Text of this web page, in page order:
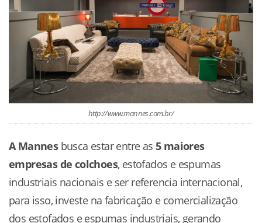
http://www.mannes.com.br/
A Mannesbusca estar entre as 5 maiores
empresas de colchoes, estofados e espumas
industriais nacionais e ser referencia internacional,
para isso, investe na fabricação e comercialização
dos estofados e espumas industriais, gerando